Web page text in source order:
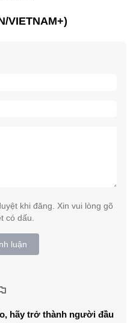
VIETNAM+)
khi đăng. Xin vui lòng gõ
có dấu.
luận
hãy trở thành người đầu